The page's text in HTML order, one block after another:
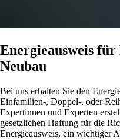
Energieausweis für
Neubau
Bei uns erhalten Sie den
Einfamilien-, Doppel-, oder
Expertinnen und Experten
gesetzlichen Haftung für die
Energieausweis, ein wichtiger